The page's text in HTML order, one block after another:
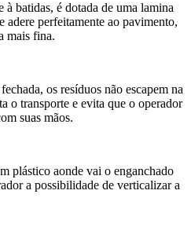
à batidas, é dotada de uma lamina
adere perfeitamente ao pavimento,
mais fina.
os resíduos não escapem na
o transporte e evita que o operador
suas mãos.
plástico aonde vai o enganchado
a possibilidade de verticalizar a